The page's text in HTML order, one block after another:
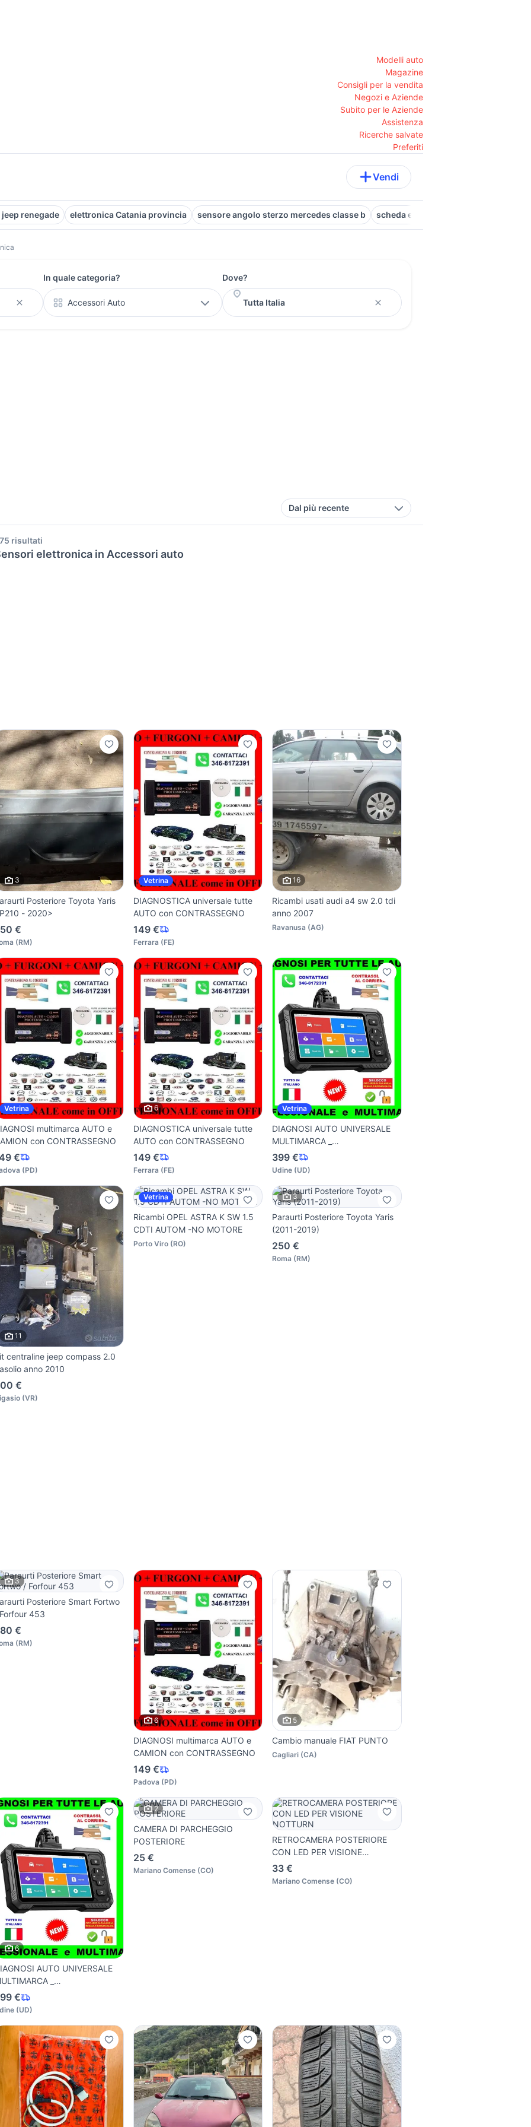
Modelli auto
Magazine
Consigli per la vendita
Negozi e Aziende
Subito per le Aziende
Assistenza
Ricerche salvate
Preferiti
Vendi
renegade elettronica Catania provincia sensore angolo sterzo mercedes classe b scheda elettronica lavatrice lg
In quale categoria?
Accessori Auto
Dove?
Dal più recente
risultati
elettronica in Accessori auto
3
Posteriore Toyota Yaris
- 2020>
€
(RM)
Vetrina
DIAGNOSTICA universale tutte
AUTO con CONTRASSEGNO
149 €
Ferrara (FE)
16
Ricambi usati audi a4 sw 2.0 tdi
anno 2007
Ravanusa (AG)
Vetrina
multimarca AUTO e
con CONTRASSEGNO
€
(PD)
6
DIAGNOSTICA universale tutte
AUTO con CONTRASSEGNO
149 €
Ferrara (FE)
Vetrina
DIAGNOSI AUTO UNIVERSALE
MULTIMARCA _
CONTRASSEGNO
399 €
Udine (UD)
11
centraline jeep compass 2.0
anno 2010
€
(VR)
Vetrina
Ricambi OPEL ASTRA K SW 1.5
CDTI AUTOM -NO MOTORE
Porto Viro(RO)
3
Paraurti Posteriore Toyota Yaris
(2011-2019)
250 €
Roma (RM)
3
Posteriore Smart Fortwo
453
€
(RM)
6
DIAGNOSI multimarca AUTO e
CAMION con CONTRASSEGNO
149 €
Padova (PD)
5
Cambio manuale FIAT PUNTO
Cagliari (CA)
6
AUTO UNIVERSALE
_
€
(UD)
2
CAMERA DI PARCHEGGIO
POSTERIORE
25 €
Mariano Comense(CO)
RETROCAMERA POSTERIORE
CON LED PER VISIONE
NOTTURN
33 €
Mariano Comense (CO)